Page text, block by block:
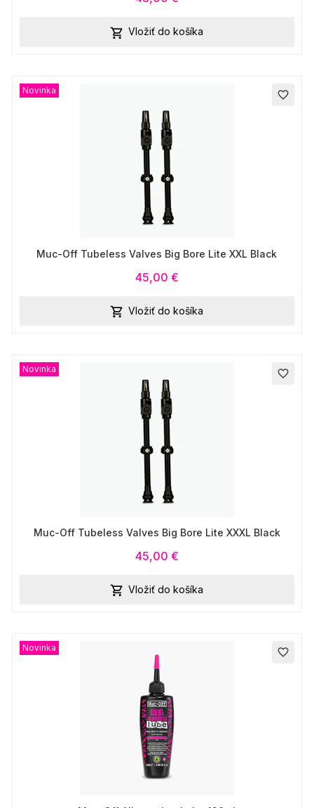
 Vložiť do košíka
favorite_border
Novinka
Muc-Off Tubeless Valves Big Bore Lite XXL Black
45,00 €
 Vložiť do košíka
favorite_border
Novinka
Muc-Off Tubeless Valves Big Bore Lite XXXL Black
45,00 €
 Vložiť do košíka
favorite_border
Novinka